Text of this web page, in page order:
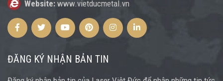
Website: www.vietducmetal.vn
FacebookTwitterYoutubePinterestInstagramInstagram
ĐĂNG KÝ NHẬN BẢN TIN